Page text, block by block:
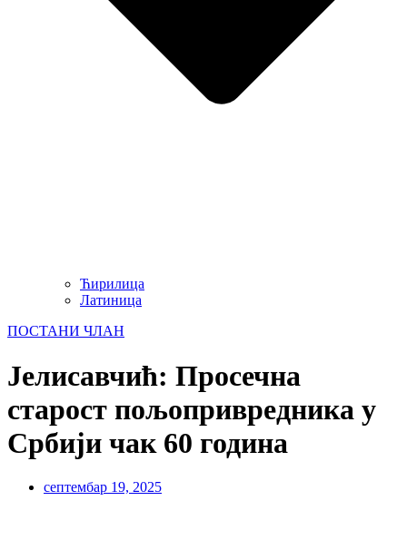
Ћирилица
Латиница
ПОСТАНИ ЧЛАН
Јелисавчић: Просечна
старост пољопривредника у
Србији чак 60 година
септембар 19, 2025